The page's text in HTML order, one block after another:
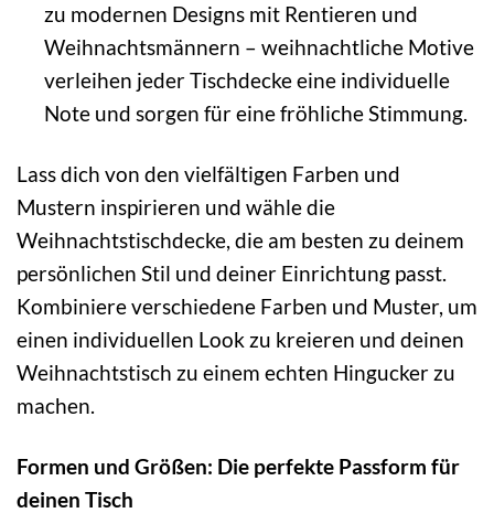
zu modernen Designs mit Rentieren und
Weihnachtsmännern – weihnachtliche Motive
verleihen jeder Tischdecke eine individuelle
Note und sorgen für eine fröhliche Stimmung.
Lass dich von den vielfältigen Farben und
Mustern inspirieren und wähle die
Weihnachtstischdecke, die am besten zu deinem
persönlichen Stil und deiner Einrichtung passt.
Kombiniere verschiedene Farben und Muster, um
einen individuellen Look zu kreieren und deinen
Weihnachtstisch zu einem echten Hingucker zu
machen.
Formen und Größen: Die perfekte Passform für
deinen Tisch